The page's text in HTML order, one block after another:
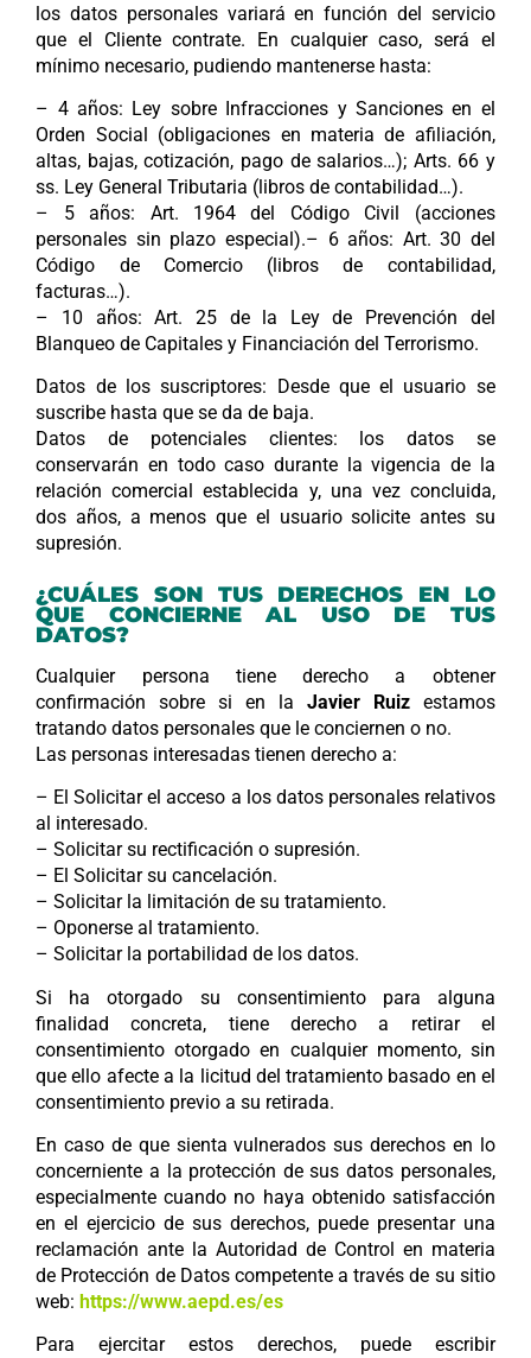
los datos personales variará en función del servicio
que el Cliente contrate. En cualquier caso, será el
mínimo necesario, pudiendo mantenerse hasta:
– 4 años: Ley sobre Infracciones y Sanciones en el
Orden Social (obligaciones en materia de afiliación,
altas, bajas, cotización, pago de salarios…); Arts. 66 y
ss. Ley General Tributaria (libros de contabilidad…).
– 5 años: Art. 1964 del Código Civil (acciones
personales sin plazo especial).– 6 años: Art. 30 del
Código de Comercio (libros de contabilidad,
facturas…).
– 10 años: Art. 25 de la Ley de Prevención del
Blanqueo de Capitales y Financiación del Terrorismo.
Datos de los suscriptores: Desde que el usuario se
suscribe hasta que se da de baja.
Datos de potenciales clientes: los datos se
conservarán en todo caso durante la vigencia de la
relación comercial establecida y, una vez concluida,
dos años, a menos que el usuario solicite antes su
supresión.
¿CUÁLES SON TUS DERECHOS EN LO
QUE CONCIERNE AL USO DE TUS
DATOS?
Cualquier persona tiene derecho a obtener
confirmación sobre si en la Javier Ruiz estamos
tratando datos personales que le conciernen o no.
Las personas interesadas tienen derecho a:
– El Solicitar el acceso a los datos personales relativos
al interesado.
– Solicitar su rectificación o supresión.
– El Solicitar su cancelación.
– Solicitar la limitación de su tratamiento.
– Oponerse al tratamiento.
– Solicitar la portabilidad de los datos.
Si ha otorgado su consentimiento para alguna
finalidad concreta, tiene derecho a retirar el
consentimiento otorgado en cualquier momento, sin
que ello afecte a la licitud del tratamiento basado en el
consentimiento previo a su retirada.
En caso de que sienta vulnerados sus derechos en lo
concerniente a la protección de sus datos personales,
especialmente cuando no haya obtenido satisfacción
en el ejercicio de sus derechos, puede presentar una
reclamación ante la Autoridad de Control en materia
de Protección de Datos competente a través de su sitio
web: https://www.aepd.es/es
Para ejercitar estos derechos, puede escribir